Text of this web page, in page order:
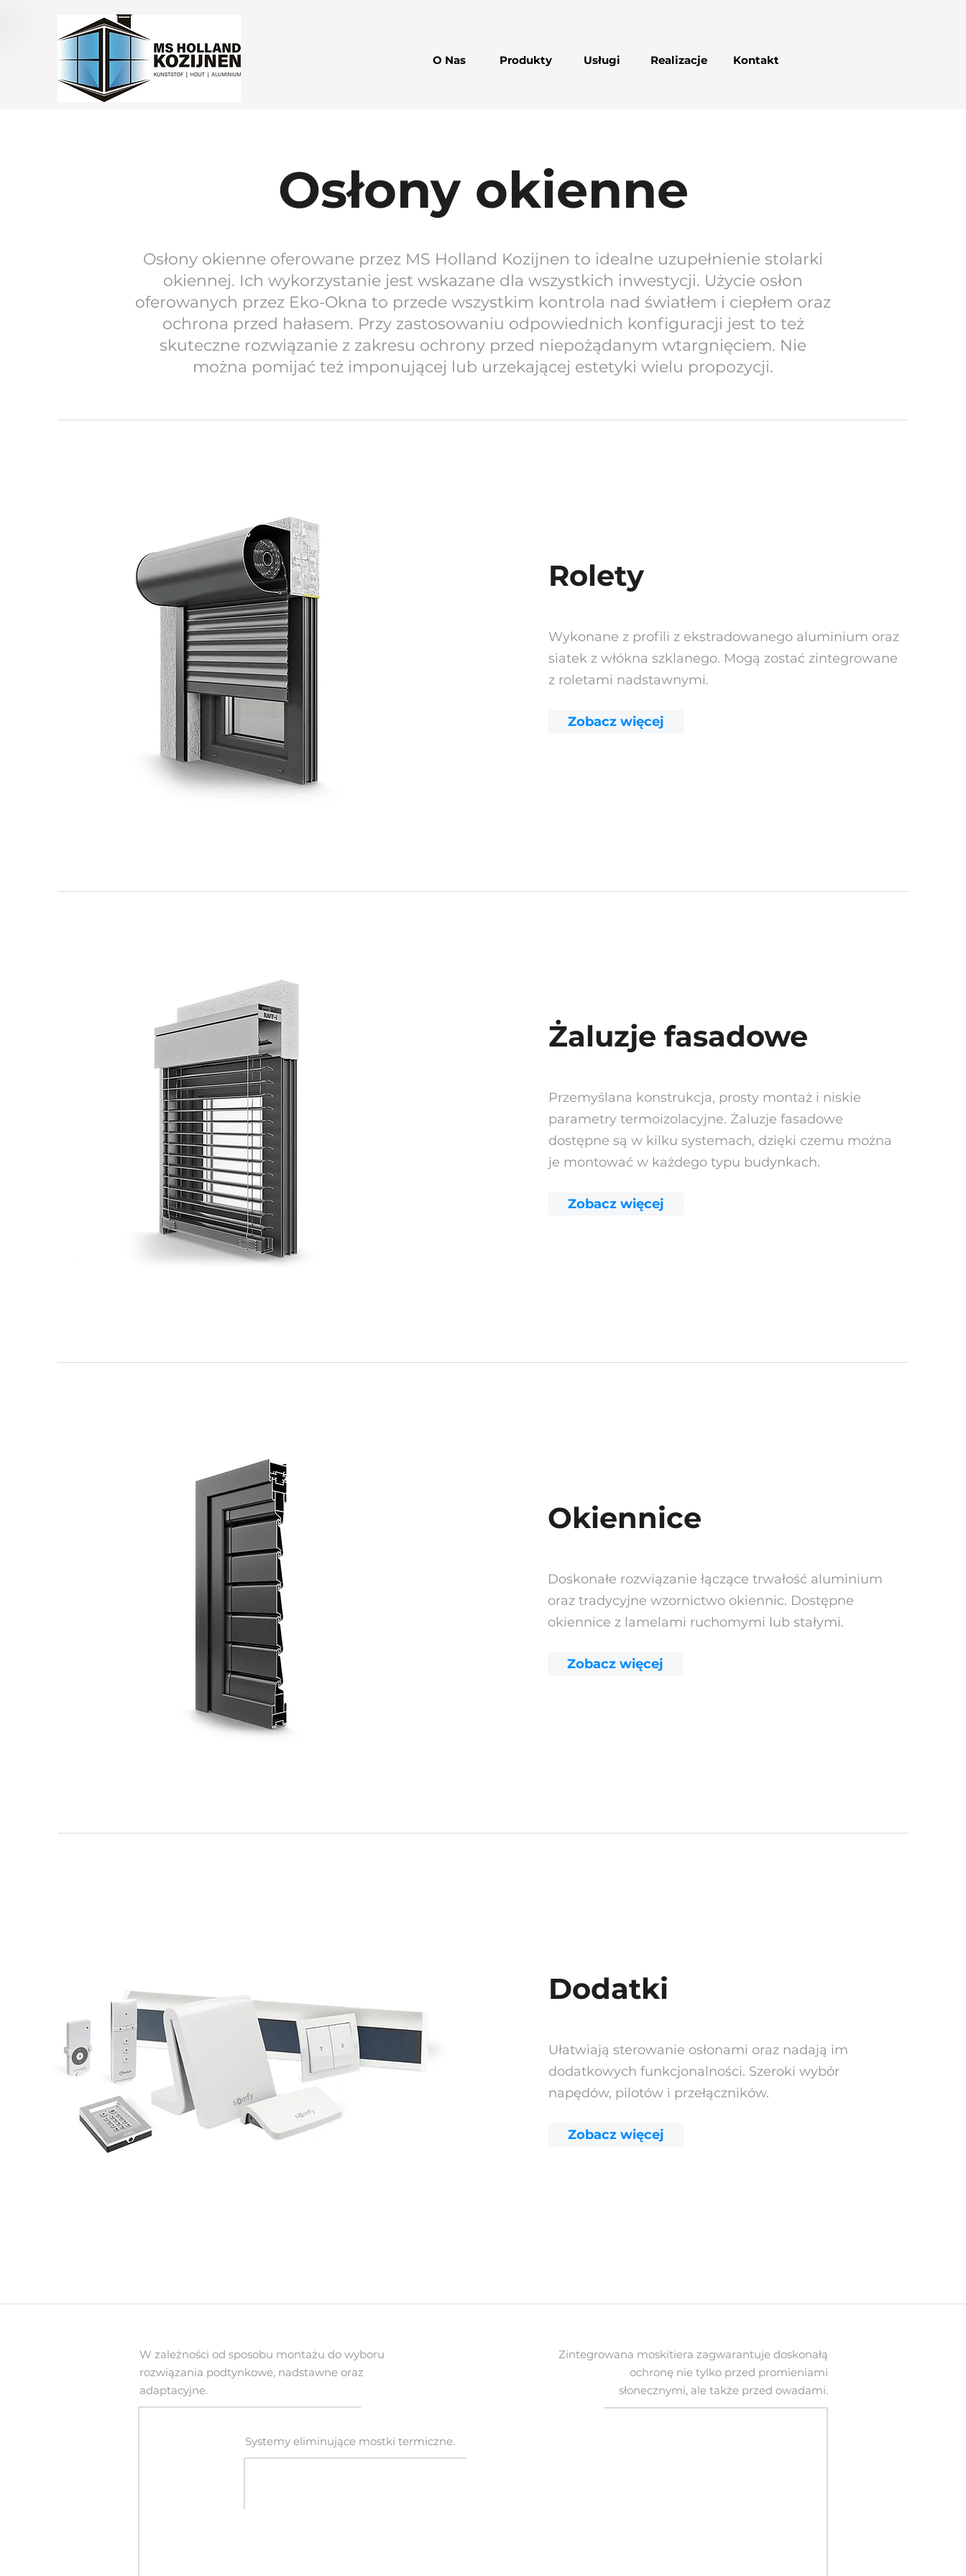
O Nas Produkty Usługi Realizacje Kontakt
Osłony okienne
Osłony okienne oferowane przez MS Holland Kozijnen to idealne uzupełnienie stolarki
okiennej. Ich wykorzystanie jest wskazane dla wszystkich inwestycji. Użycie osłon
oferowanych przez Eko-Okna to przede wszystkim kontrola nad światłem i ciepłem oraz
ochrona przed hałasem. Przy zastosowaniu odpowiednich konfiguracji jest to też
skuteczne rozwiązanie z zakresu ochrony przed niepożądanym wtargnięciem. Nie
można pomijać też imponującej lub urzekającej estetyki wielu propozycji.
Rolety
Wykonane z profili z ekstradowanego aluminium oraz
siatek z włókna szklanego. Mogą zostać zintegrowane
z roletami nadstawnymi.
Zobacz więcej
Żaluzje fasadowe
Przemyślana konstrukcja, prosty montaż i niskie
parametry termoizolacyjne. Żaluzje fasadowe
dostępne są w kilku systemach, dzięki czemu można
je montować w każdego typu budynkach.
Zobacz więcej
Okiennice
Doskonałe rozwiązanie łączące trwałość aluminium
oraz tradycyjne wzornictwo okiennic. Dostępne
okiennice z lamelami ruchomymi lub stałymi.
Zobacz więcej
Dodatki
Ułatwiają sterowanie osłonami oraz nadają im
dodatkowych funkcjonalności. Szeroki wybór
napędów, pilotów i przełączników.
Zobacz więcej
W zależności od sposobu montażu do wyboru
rozwiązania podtynkowe, nadstawne oraz
adaptacyjne.
Zintegrowana moskitiera zagwarantuje doskonałą
ochronę nie tylko przed promieniami
słonecznymi, ale także przed owadami.
Systemy eliminujące mostki termiczne.